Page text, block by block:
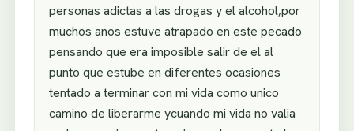
personas adictas a las drogas y el alcohol,por
muchos anos estuve atrapado en este pecado
pensando que era imposible salir de el al
punto que estube en diferentes ocasiones
tentado a terminar con mi vida como unico
camino de liberarme ycuando mi vida no valia